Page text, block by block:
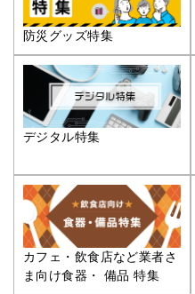
防災グッズ特集
デジタル特集
カフェ・飲食店など業者さ
ま向け食器・ 備品 特集